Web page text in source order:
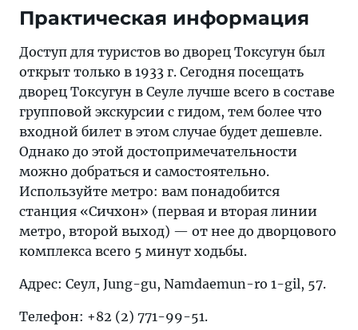
Практическая информация
Доступ для туристов во дворец Токсугун был
открыт только в 1933 г. Сегодня посещать
дворец Токсугун в Сеуле лучше всего в составе
групповой экскурсии с гидом, тем более что
входной билет в этом случае будет дешевле.
Однако до этой достопримечательности
можно добраться и самостоятельно.
Используйте метро: вам понадобится
станция «Сичхон» (первая и вторая линии
метро, второй выход) — от нее до дворцового
комплекса всего 5 минут ходьбы.
Адрес: Сеул, Jung-gu, Namdaemun-ro 1-gil, 57.
Телефон: +82 (2) 771-99-51.